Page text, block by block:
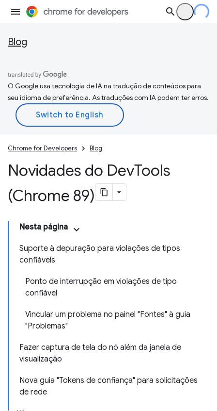
Blog
O Google usa tecnologia de IA na tradução de conteúdos para
seu idioma de preferência. As traduções com IA podem ter erros.
Chrome for Developers Blog
Novidades do DevTools
(Chrome 89)
Nesta página
Suporte à depuração para violações de tipos
confiáveis
Ponto de interrupção em violações de tipo
confiável
Vincular um problema no painel "Fontes" à guia
"Problemas"
Fazer captura de tela do nó além da janela de
visualização
Nova guia "Tokens de confiança" para solicitações
de rede